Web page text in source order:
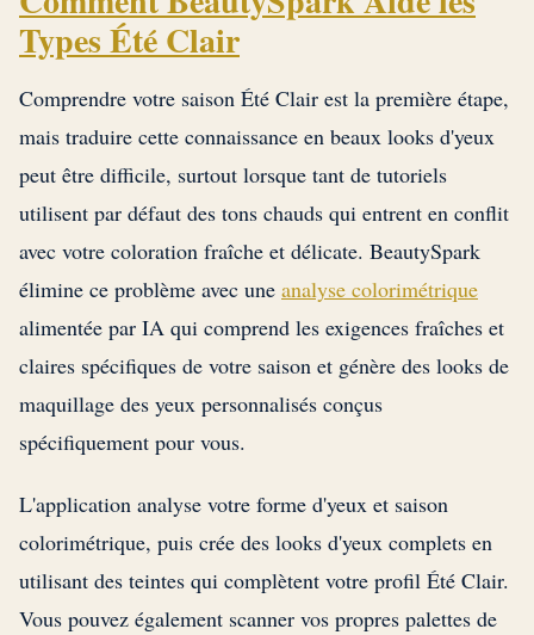
Types Été Clair
Comprendre votre saison Été Clair est la première étape,
mais traduire cette connaissance en beaux looks d'yeux
peut être difficile, surtout lorsque tant de tutoriels
utilisent par défaut des tons chauds qui entrent en conflit
avec votre coloration fraîche et délicate. BeautySpark
élimine ce problème avec une analyse colorimétrique
alimentée par IA qui comprend les exigences fraîches et
claires spécifiques de votre saison et génère des looks de
maquillage des yeux personnalisés conçus
spécifiquement pour vous.
L'application analyse votre forme d'yeux et saison
colorimétrique, puis crée des looks d'yeux complets en
utilisant des teintes qui complètent votre profil Été Clair.
Vous pouvez également scanner vos propres palettes de